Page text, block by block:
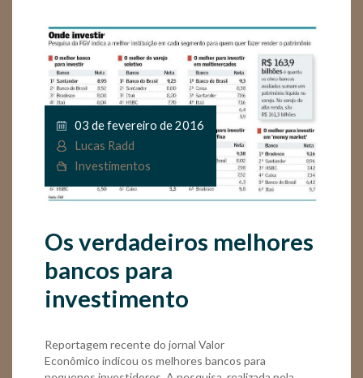
03 de fevereiro de 2016
Lucas Radd
Investimentos
Os verdadeiros melhores
bancos para
investimento
Reportagem recente do jornal Valor
Econômico indicou os melhores bancos para